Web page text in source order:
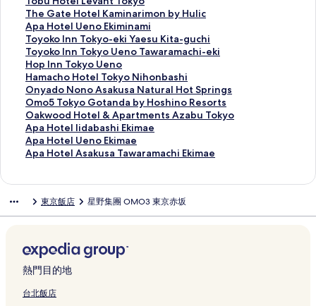
d
H
o
t
e
l
T
o
k
y
o
O
g
連
結
e
s
s
A
s
a
k
u
s
a
H
o
i
的
連
結
n
-
O
k
a
c
h
i
m
a
c
h
結
U
e
n
o
T
o
k
y
o
的
連
結
e
s
a
I
n
n
T
o
k
y
o
K
i
o
的
連
結
的
連
結
y
o
O
t
s
u
k
a
b
y
H
o
o
s
o
r
t
O
K
Y
O
U
E
N
O
的
連
結
y
a
l
P
a
r
k
H
o
t
e
l
a
c
h
o
m
t
C
a
b
i
n
A
k
a
s
a
k
結
o
u
r
H
o
t
e
l
A
k
i
h
a
i
m
a
e
y
o
k
o
I
n
n
T
o
k
y
o
a
w
a
S
t
o
b
u
H
o
t
e
l
L
e
v
a
k
的
連
結
The Gate Hotel Kaminarimon by Hulic
T
h
e
G
a
t
e
H
o
t
e
l
n
i
m
o
n
Apa Hotel Ueno Ekiminami
A
p
a
H
o
t
e
l
U
e
n
m
a
m
i
的
Toyoko Inn Tokyo-eki Yaesu Kita-guchi
T
o
y
o
k
o
I
n
n
T
-
i
Y
a
e
Toyoko Inn Tokyo Ueno Tawaramachi-eki
T
o
y
o
k
o
I
n
n
o
n
o
T
a
Hop Inn Tokyo Ueno
H
o
p
I
n
n
T
o
e
的
連
結
Hamacho Hotel Tokyo Nihonbashi
H
a
m
a
c
h
o
l
k
y
o
N
Onyado Nono Asakusa Natural Hot Springs
O
n
y
a
d
o
A
k
u
s
a
Omo5 Tokyo Gotanda by Hoshino Resorts
O
m
o
5
T
G
a
n
d
a
Oakwood Hotel & Apartments Azabu Tokyo
O
a
k
w
o
l
&
A
p
Apa Hotel Iidabashi Ekimae
A
p
a
l
d
a
b
a
Apa Hotel Ueno Ekimae
A
p
e
e
n
o
E
Apa Hotel Asakusa Tawaramachi Ekimae
A
t
A
s
a
k
東京飯店 星野集團 OMO3 東京赤坂
熱門目的地
台北飯店